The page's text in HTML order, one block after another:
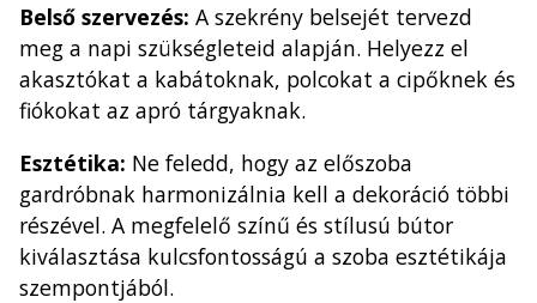
Belső szervezés: A szekrény belsejét tervezd
meg a napi szükségleteid alapján. Helyezz el
akasztókat a kabátoknak, polcokat a cipőknek és
fiókokat az apró tárgyaknak.
Esztétika: Ne feledd, hogy az előszoba
gardróbnak harmonizálnia kell a dekoráció többi
részével. A megfelelő színű és stílusú bútor
kiválasztása kulcsfontosságú a szoba esztétikája
szempontjából.